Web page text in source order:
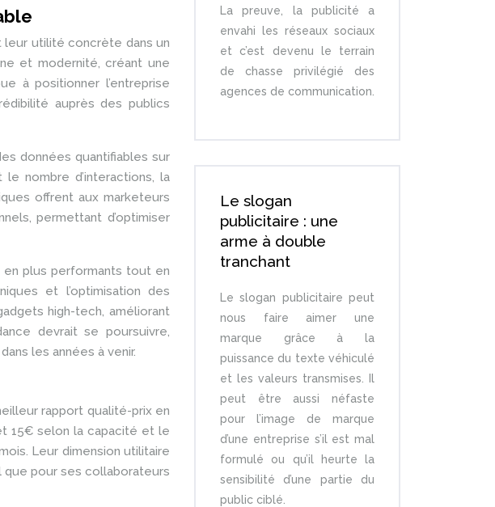
utilité concrète dans un
et modernité, créant une
à positionner l’entreprise
auprès des publics
données quantifiables sur
nombre d’interactions, la
offrent aux marketeurs
permettant d’optimiser
plus performants tout en
et l’optimisation des
high-tech, améliorant
devrait se poursuivre,
les années à venir.
rapport qualité-prix en
15€ selon la capacité et le
Leur dimension utilitaire
que pour ses collaborateurs
La preuve, la publicité a
envahi les réseaux sociaux
et c’est devenu le terrain
de chasse privilégié des
agences de communication.
Le slogan
publicitaire : une
arme à double
tranchant
Le slogan publicitaire peut
nous faire aimer une
marque grâce à la
puissance du texte véhiculé
et les valeurs transmises. Il
peut être aussi néfaste
pour l’image de marque
d’une entreprise s’il est mal
formulé ou qu’il heurte la
sensibilité d’une partie du
public ciblé.